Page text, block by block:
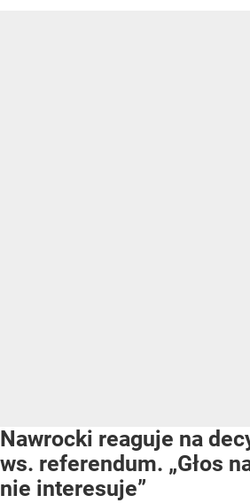
Nawrocki reaguje na
ws. referendum. „Głos
nie interesuje”